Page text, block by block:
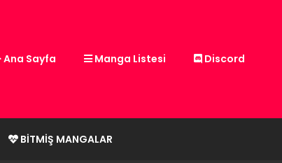
Ana Sayfa Manga Listesi Discord
BITMIŞ MANGALAR